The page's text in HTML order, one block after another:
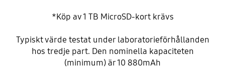
*Köp av 1 TB MicroSD-kort krävs
Typiskt värde testat under laboratorieförhållanden
hos tredje part. Den nominella kapaciteten
(minimum) är 10 880mAh